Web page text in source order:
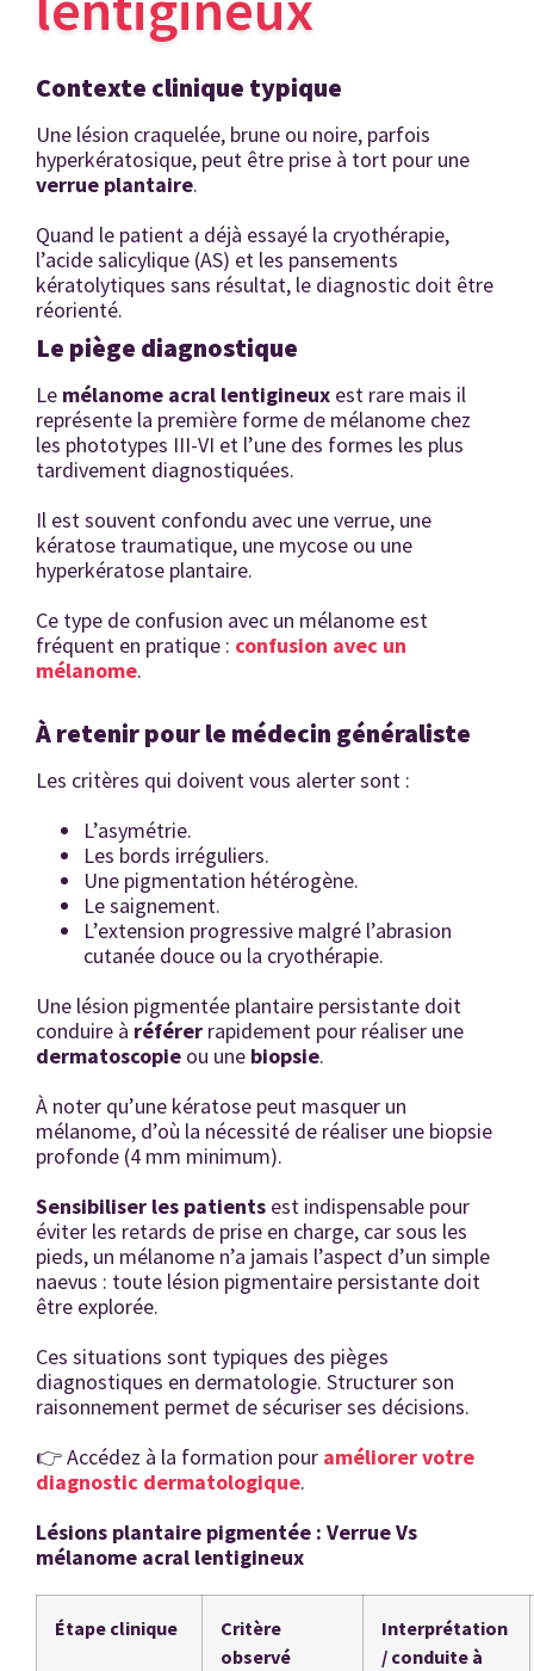
Contexte clinique typique
Une lésion craquelée, brune ou noire, parfois
hyperkératosique, peut être prise à tort pour une
verrue plantaire.
Quand le patient a déjà essayé la cryothérapie,
l’acide salicylique (AS) et les pansements
kératolytiques sans résultat, le diagnostic doit être
réorienté.
Le piège diagnostique
Le mélanome acral lentigineux est rare mais il
représente la première forme de mélanome chez
les phototypes III-VI et l’une des formes les plus
tardivement diagnostiquées.
Il est souvent confondu avec une verrue, une
kératose traumatique, une mycose ou une
hyperkératose plantaire.
Ce type de confusion avec un mélanome est
fréquent en pratique : confusion avec un
mélanome.
À retenir pour le médecin généraliste
Les critères qui doivent vous alerter sont :
L’asymétrie.
Les bords irréguliers.
Une pigmentation hétérogène.
Le saignement.
L’extension progressive malgré l’abrasion
cutanée douce ou la cryothérapie.
Une lésion pigmentée plantaire persistante doit
conduire à référer rapidement pour réaliser une
dermatoscopie ou une biopsie.
À noter qu’une kératose peut masquer un
mélanome, d’où la nécessité de réaliser une biopsie
profonde (4 mm minimum).
Sensibiliser les patients est indispensable pour
éviter les retards de prise en charge, car sous les
pieds, un mélanome n’a jamais l’aspect d’un simple
naevus : toute lésion pigmentaire persistante doit
être explorée.
Ces situations sont typiques des pièges
diagnostiques en dermatologie. Structurer son
raisonnement permet de sécuriser ses décisions.
👉 Accédez à la formation pour améliorer votre
diagnostic dermatologique.
Lésions plantaire pigmentée : Verrue Vs
mélanome acral lentigineux
Étape clinique
Critère
observé
Interprétation
/ conduite à